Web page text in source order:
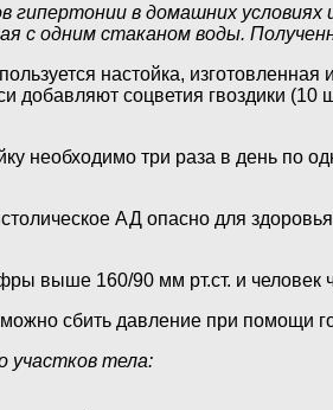
гипертонии в домашних
с одним стаканом воды.
настойка,
добавляют соцветия гвоздики
необходимо три раза в день по
АД опасно для
выше 160/90 мм рт.ст. и
сбить давление при помощи
участков тела: